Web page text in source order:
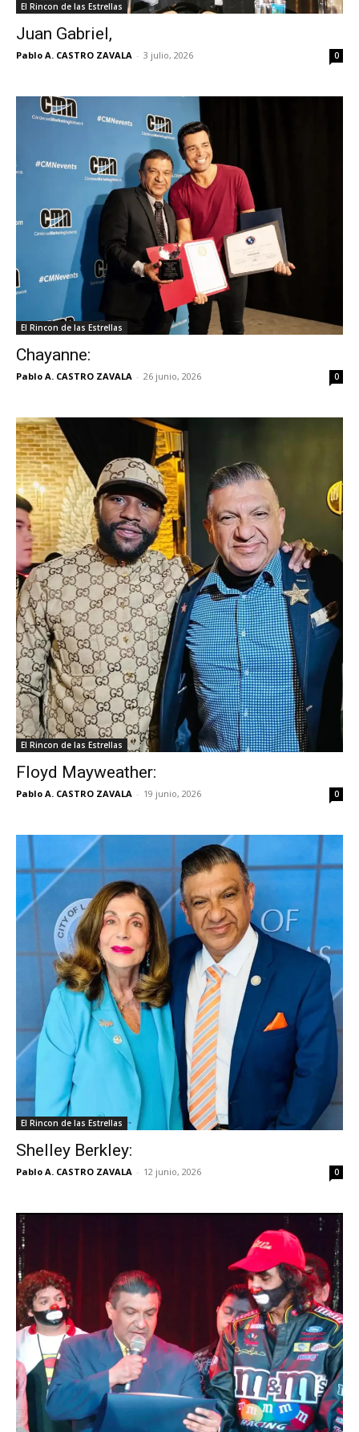
El Rincon de las Estrellas
Juan Gabriel,
Pablo A. CASTRO ZAVALA - 3 julio, 2026 0
El Rincon de las Estrellas
Chayanne:
Pablo A. CASTRO ZAVALA - 26 junio, 2026 0
El Rincon de las Estrellas
Floyd Mayweather:
Pablo A. CASTRO ZAVALA - 19 junio, 2026 0
El Rincon de las Estrellas
Shelley Berkley:
Pablo A. CASTRO ZAVALA - 12 junio, 2026 0